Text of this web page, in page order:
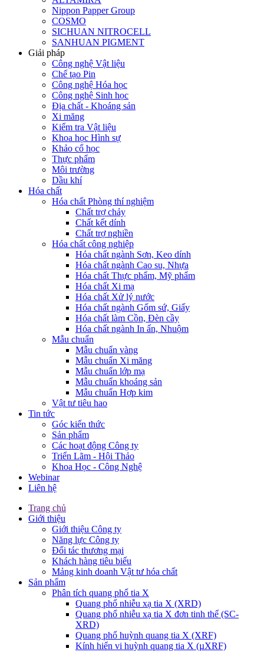
Nippon Papper Group
COSMO
SICHUAN NITROCELL
SANHUAN PIGMENT
Giải pháp
Công nghệ Vật liệu
Chế tạo Pin
Công nghệ Hóa học
Công nghệ Sinh học
Địa chất - Khoáng sản
Xi măng
Kiểm tra Vật liệu
Khoa học Hình sự
Khảo cổ học
Thực phẩm
Môi trường
Dầu khí
Hóa chất
Hóa chất Phòng thí nghiệm
Chất trợ chảy
Chất kết dính
Chất trợ nghiền
Hóa chất công nghiệp
Hóa chất ngành Sơn, Keo dính
Hóa chất ngành Cao su, Nhựa
Hóa chất Thực phẩm, Mỹ phẩm
Hóa chất Xi mạ
Hóa chất Xử lý nước
Hóa chất ngành Gốm sứ, Giấy
Hóa chất làm Cồn, Đèn cầy
Hóa chất ngành In ấn, Nhuộm
Mẫu chuẩn
Mẫu chuẩn vàng
Mẫu chuẩn Xi măng
Mẫu chuẩn lớp mạ
Mẫu chuẩn khoáng sản
Mẫu chuẩn Hợp kim
Vật tư tiêu hao
Tin tức
Góc kiến thức
Sản phẩm
Các hoạt động Công ty
Triển Lãm - Hội Thảo
Khoa Học - Công Nghệ
Webinar
Liên hệ
Trang chủ
Giới thiệu
Giới thiệu Công ty
Năng lực Công ty
Đối tác thương mại
Khách hàng tiêu biểu
Mảng kinh doanh Vật tư hóa chất
Sản phẩm
Phân tích quang phổ tia X
Quang phổ nhiễu xạ tia X (XRD)
Quang phổ nhiễu xạ tia X đơn tinh thể (SC-
XRD)
Quang phổ huỳnh quang tia X (XRF)
Kính hiển vi huỳnh quang tia X (µXRF)